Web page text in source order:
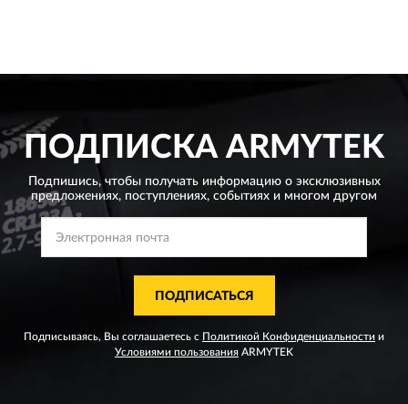
ПОДПИСКАARMYTEK
Подпишись, чтобы получать информацию о эксклюзивных
предложениях, поступлениях, событиях и многом другом
ПОДПИСАТЬСЯ
Подписываясь, Вы соглашаетесь с Политикой Конфиденциальности и
Условиями пользования ARMYTEK